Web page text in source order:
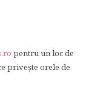
pentru un loc de
privește orele de